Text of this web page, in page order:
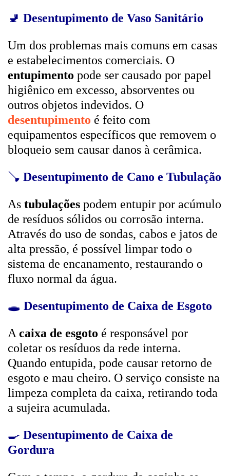
🚽 Desentupimento de Vaso Sanitário
Um dos problemas mais comuns em casas
e estabelecimentos comerciais. O
entupimento pode ser causado por papel
higiênico em excesso, absorventes ou
outros objetos indevidos. O
desentupimento é feito com
equipamentos específicos que removem o
bloqueio sem causar danos à cerâmica.
🪠 Desentupimento de Cano e Tubulação
As tubulações podem entupir por acúmulo
de resíduos sólidos ou corrosão interna.
Através do uso de sondas, cabos e jatos de
alta pressão, é possível limpar todo o
sistema de encanamento, restaurando o
fluxo normal da água.
🕳️ Desentupimento de Caixa de Esgoto
A caixa de esgoto é responsável por
coletar os resíduos da rede interna.
Quando entupida, pode causar retorno de
esgoto e mau cheiro. O serviço consiste na
limpeza completa da caixa, retirando toda
a sujeira acumulada.
🍳 Desentupimento de Caixa de
Gordura